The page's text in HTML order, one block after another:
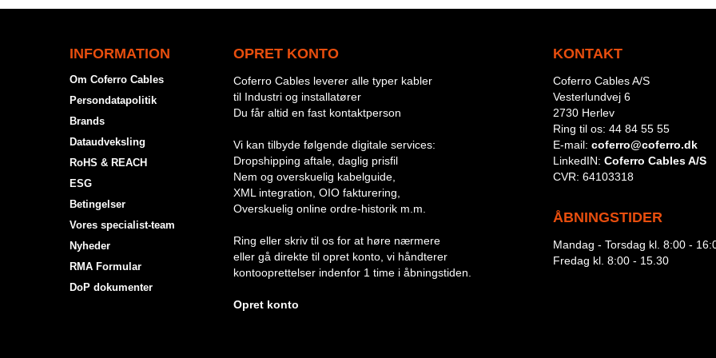
INFORMATION
Om Coferro Cables
Persondatapolitik
Brands
Dataudveksling
RoHS & REACH
ESG
Betingelser
Vores specialist-team
Nyheder
RMA Formular
DoP dokumenter
OPRET KONTO
Coferro Cables leverer alle typer kabler
til Industri og installatører
Du får altid en fast kontaktperson
Vi kan tilbyde følgende digitale services:
Dropshipping aftale, daglig prisfil
Nem og overskuelig kabelguide,
XML integration, OIO fakturering,
Overskuelig online ordre-historik m.m.
Ring eller skriv til os for at høre nærmere
eller gå direkte til opret konto, vi håndterer
kontooprettelser indenfor 1 time i åbningstiden.
Opret konto
KONTAKT
Coferro Cables A/S
Vesterlundvej 6
2730 Herlev
Ring til os: 44 84 55 55
E-mail: coferro@coferro.dk
LinkedIN: Coferro Cables A/S
CVR: 64103318
ÅBNINGSTIDER
Mandag - Torsdag kl. 8:00 -
Fredag kl. 8:00 - 15.30